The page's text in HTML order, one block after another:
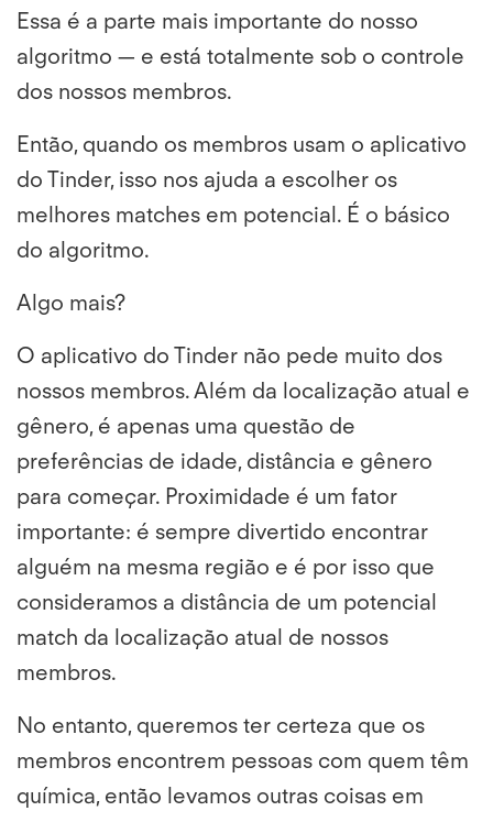
Essa é a parte mais importante do nosso
algoritmo — e está totalmente sob o controle
dos nossos membros.
Então, quando os membros usam o aplicativo
do Tinder, isso nos ajuda a escolher os
melhores matches em potencial. É o básico
do algoritmo.
Algo mais?
O aplicativo do Tinder não pede muito dos
nossos membros. Além da localização atual e
gênero, é apenas uma questão de
preferências de idade, distância e gênero
para começar. Proximidade é um fator
importante: é sempre divertido encontrar
alguém na mesma região e é por isso que
consideramos a distância de um potencial
match da localização atual de nossos
membros.
No entanto, queremos ter certeza que os
membros encontrem pessoas com quem têm
química, então levamos outras coisas em